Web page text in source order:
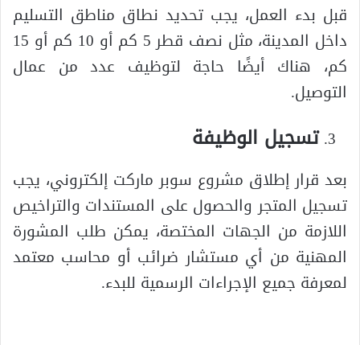
قبل بدء العمل، يجب تحديد نطاق مناطق التسليم
داخل المدينة، مثل نصف قطر 5 كم أو 10 كم أو 15
كم، هناك أيضًا حاجة لتوظيف عدد من عمال
التوصيل.
تسجيل الوظيفة
بعد قرار إطلاق مشروع سوبر ماركت إلكتروني، يجب
تسجيل المتجر والحصول على المستندات والتراخيص
اللازمة من الجهات المختصة، يمكن طلب المشورة
المهنية من أي مستشار ضرائب أو محاسب معتمد
لمعرفة جميع الإجراءات الرسمية للبدء.